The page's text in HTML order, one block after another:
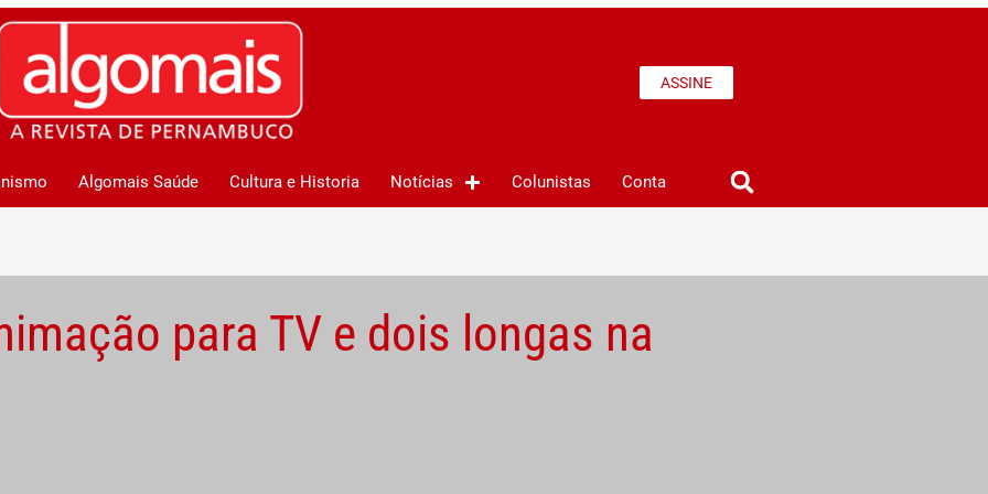
ASSINE
Algomais Saúde Cultura e Historia Notícias Colunistas Conta
para TV e dois longas na